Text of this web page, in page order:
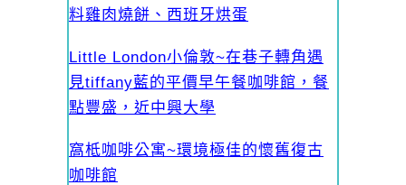
料雞肉燒餅、西班牙烘蛋
Little London小倫敦~在巷子轉角遇
見tiffany藍的平價早午餐咖啡館，餐
點豐盛，近中興大學
窩柢咖啡公寓~環境極佳的懷舊復古
咖啡館